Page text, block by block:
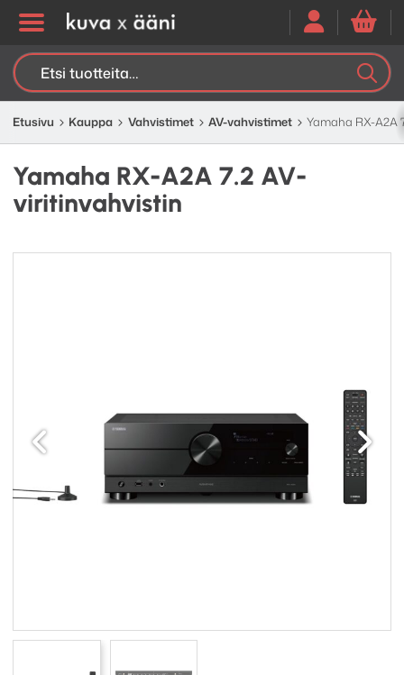
Etsi:
Etusivu Kauppa Vahvistimet AV-vahvistimet Yamaha RX-A2A
Yamaha RX-A2A 7.2 AV-
viritinvahvistin
Edellinen